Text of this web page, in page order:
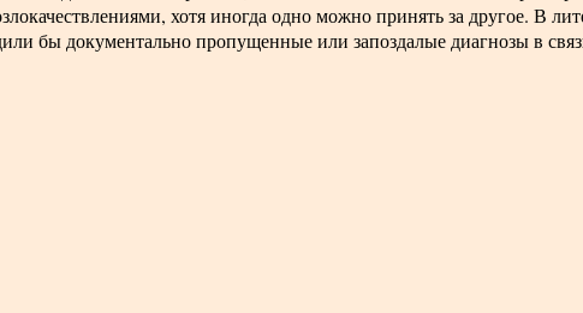
хотя иногда одно можно принять за другое. В
бы документально пропущенные или запоздалые диагнозы в